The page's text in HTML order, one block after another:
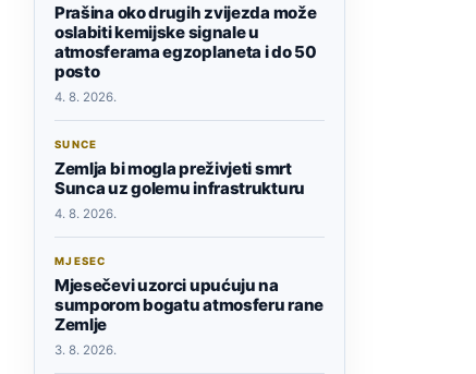
Prašina oko drugih zvijezda može
oslabiti kemijske signale u
atmosferama egzoplaneta i do 50
posto
4. 8. 2026.
SUNCE
Zemlja bi mogla preživjeti smrt
Sunca uz golemu infrastrukturu
4. 8. 2026.
MJESEC
Mjesečevi uzorci upućuju na
sumporom bogatu atmosferu rane
Zemlje
3. 8. 2026.